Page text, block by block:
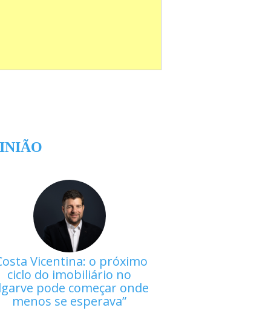
Vicentina: o próximo
ciclo do imobiliário no
pode começar onde
menos se esperava